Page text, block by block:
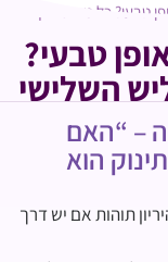
טבעי? כל מה שצריך
טבעי?
השלישי
– “האם
הוא
תוהות אם יש דרך